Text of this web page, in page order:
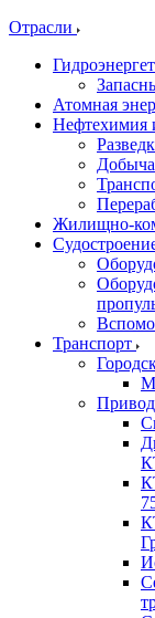
Отрасли
Атомная
Нефтехимия
Добыча
Жилищно-
Транспорт
Привод